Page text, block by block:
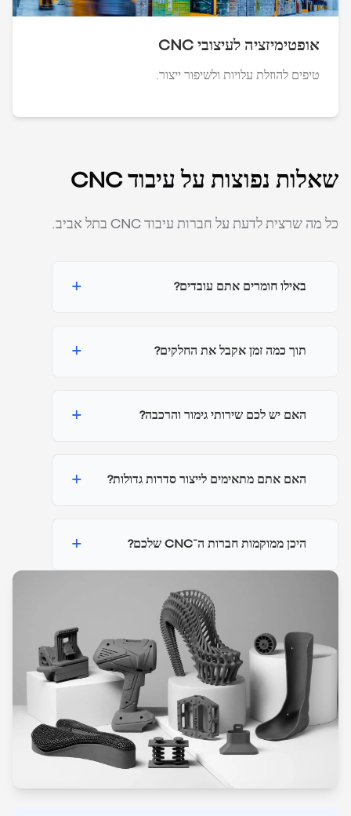
אופטימיזציה לעיצובי CNC
טיפים להוזלת עלויות ולשיפור ייצור.
שאלות נפוצות על עיבוד CNC
כל מה שרצית לדעת על חברות עיבוד CNC בתל אביב.
באילו חומרים אתם עובדים? +
תוך כמה זמן אקבל את החלקים? +
האם יש לכם שירותי גימור והרכבה? +
האם אתם מתאימים לייצור סדרות גדולות? +
היכן ממוקמות חברות ה־CNC שלכם? +